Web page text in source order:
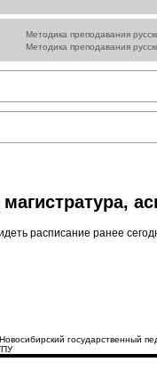
Методика преподавания
Методика преподавания
расписание ранее
государственный